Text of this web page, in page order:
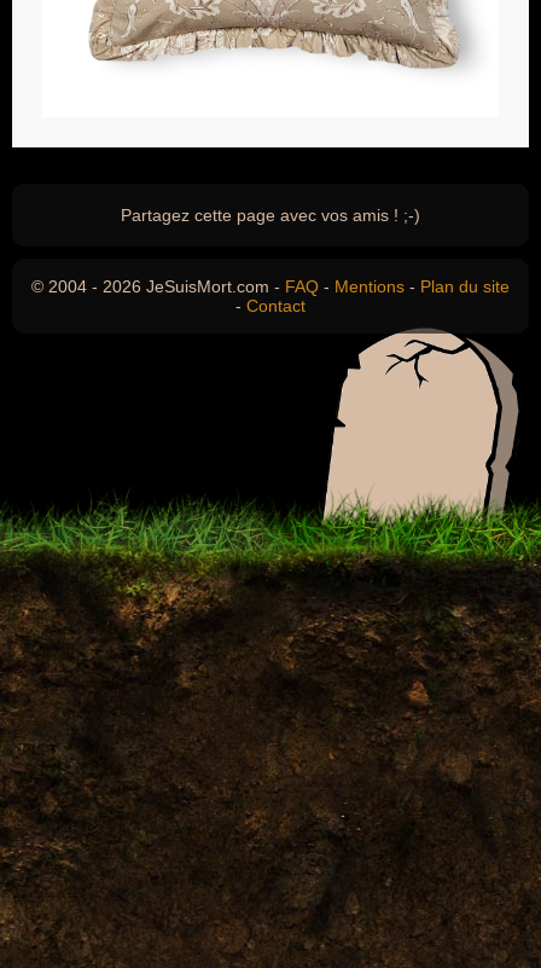
Partagez cette page avec vos amis ! ;-)
© 2004 - 2026 JeSuisMort.com - FAQ - Mentions - Plan du site
- Contact